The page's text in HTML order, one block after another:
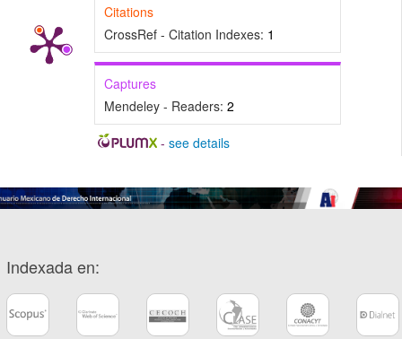
Citations
CrossRef - Citation Indexes: 1
Captures
Mendeley - Readers: 2
- see details
Indexada en: